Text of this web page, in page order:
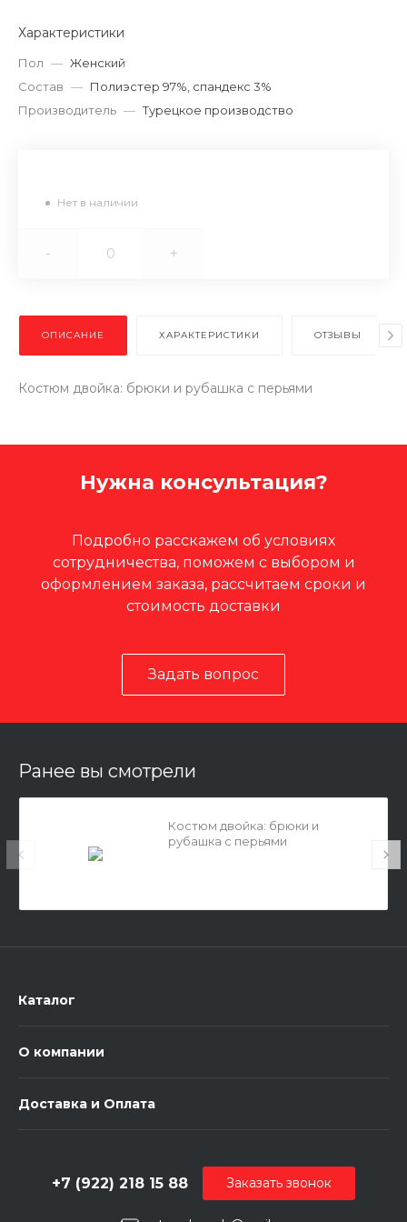
Характеристики
Пол — Женский
Состав — Полиэстер 97%, спандекс 3%
Производитель — Турецкое производство
Нет в наличии
- +
ОПИСАНИЕ ХАРАКТЕРИСТИКИ ОТЗЫВЫ
Костюм двойка: брюки и рубашка с перьями
Нужна консультация?
Подробно расскажем об условиях
сотрудничества, поможем с выбором и
оформлением заказа, рассчитаем сроки и
стоимость доставки
Задать вопрос
Ранее вы смотрели
Костюм двойка: брюки и
рубашка с перьями
Каталог
О компании
Доставка и Оплата
+7 (922) 218 15 88 Заказать звонок